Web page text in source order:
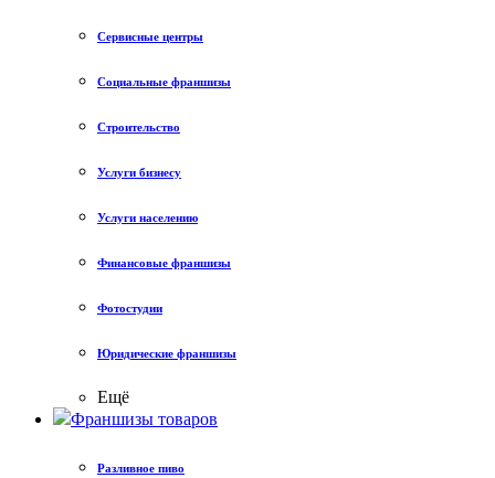
Сервисные центры
Социальные франшизы
Строительство
Услуги бизнесу
Услуги населению
Финансовые франшизы
Фотостудии
Юридические франшизы
Ещё
Франшизы товаров
Разливное пиво